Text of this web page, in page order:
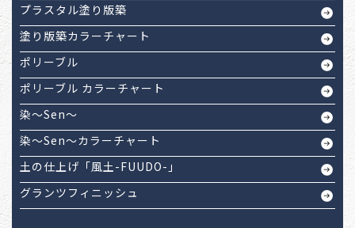
プラスタル塗り版築
塗り版築カラーチャート
ポリーブル
ポリーブル カラーチャート
染～Sen～
染～Sen～カラーチャート
土の仕上げ「風土-FUUDO-」
グランツフィニッシュ